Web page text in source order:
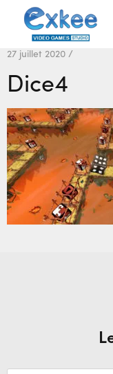
27 juillet 2020 /
Dice4